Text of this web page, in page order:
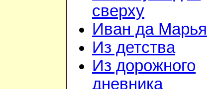
сверху
Иван да Марья
Из детства
Из дорожного
дневника